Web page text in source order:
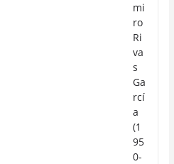
mi
ro
Ri
va
s
Ga
rcí
a
(1
95
0-